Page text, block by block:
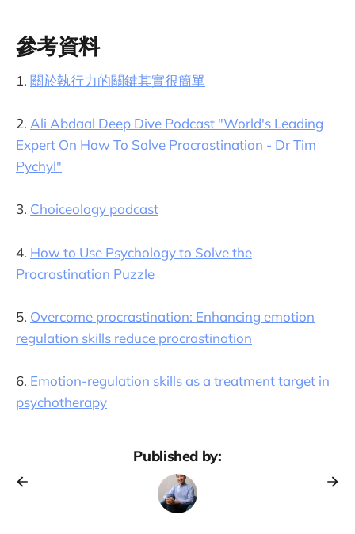
參考資料
1. 關於執行力的關鍵其實很簡單
2. Ali Abdaal Deep Dive Podcast "World's Leading
Expert On How To Solve Procrastination - Dr Tim
Pychyl"
3. Choiceology podcast
4. How to Use Psychology to Solve the
Procrastination Puzzle
5. Overcome procrastination: Enhancing emotion
regulation skills reduce procrastination
6. Emotion-regulation skills as a treatment target in
psychotherapy
Published by: